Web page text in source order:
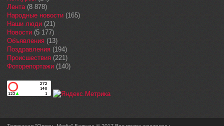
Лента(8 878)
Народные новости (165)
Наши люди (21)
Новости (5 177)
Объявления (13)
Поздравления (194)
Происшествия (221)
Фоторепортажи (140)